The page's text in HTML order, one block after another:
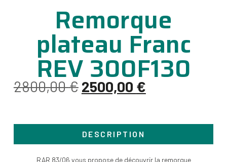
Remorque
plateau Franc
REV 300F130
2800,00€ 2500,00 €
DESCRIPTION
RAR 83/06 vous propose de découvrir la remorque